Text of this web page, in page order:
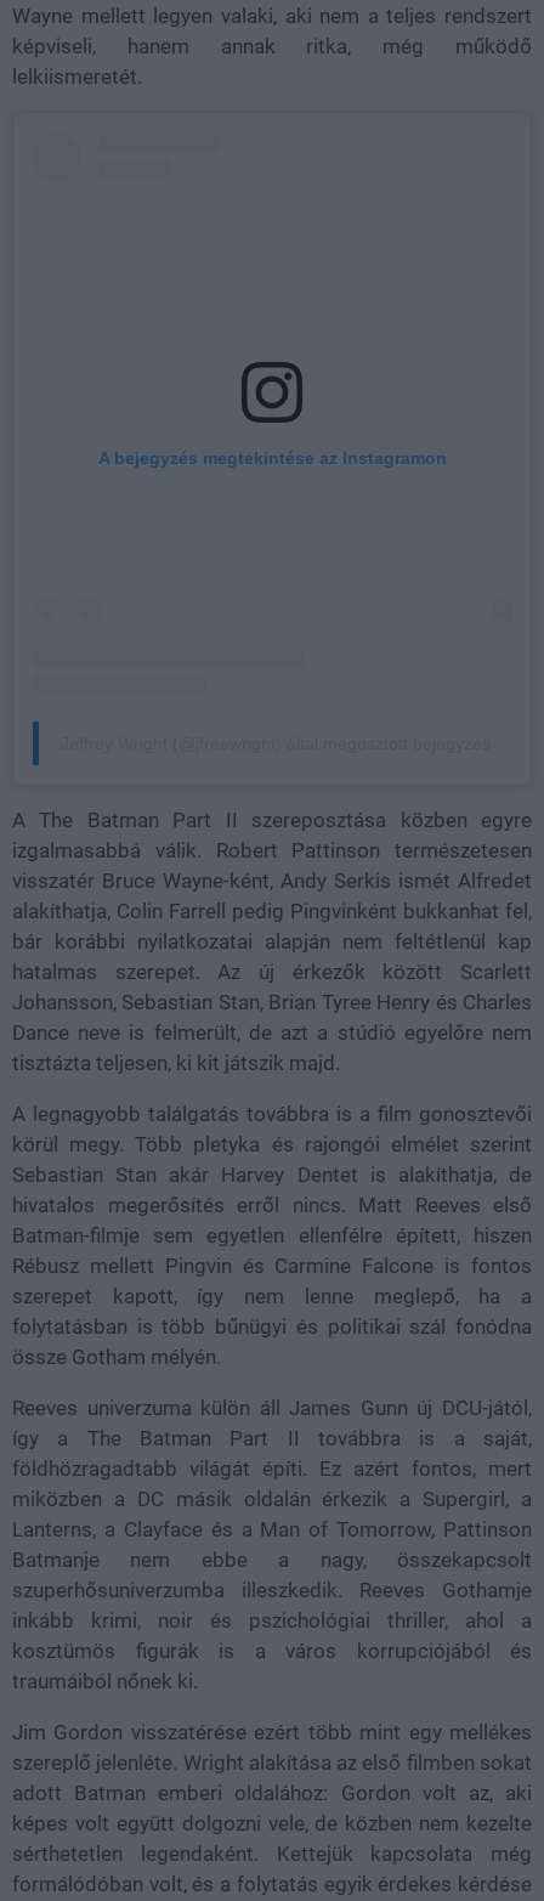
Wayne mellett legyen valaki, aki nem a teljes rendszert
képviseli, hanem annak ritka, még működő
lelkiismeretét.
A bejegyzés megtekintése az Instagramon
A The Batman Part II szereposztása közben egyre
izgalmasabbá válik. Robert Pattinson természetesen
visszatér Bruce Wayne-ként, Andy Serkis ismét Alfredet
alakíthatja, Colin Farrell pedig Pingvinként bukkanhat fel,
bár korábbi nyilatkozatai alapján nem feltétlenül kap
hatalmas szerepet. Az új érkezők között Scarlett
Johansson, Sebastian Stan, Brian Tyree Henry és Charles
Dance neve is felmerült, de azt a stúdió egyelőre nem
tisztázta teljesen, ki kit játszik majd.
A legnagyobb találgatás továbbra is a film gonosztevői
körül megy. Több pletyka és rajongói elmélet szerint
Sebastian Stan akár Harvey Dentet is alakíthatja, de
hivatalos megerősítés erről nincs. Matt Reeves első
Batman-filmje sem egyetlen ellenfélre épített, hiszen
Rébusz mellett Pingvin és Carmine Falcone is fontos
szerepet kapott, így nem lenne meglepő, ha a
folytatásban is több bűnügyi és politikai szál fonódna
össze Gotham mélyén.
Reeves univerzuma külön áll James Gunn új DCU-jától,
így a The Batman Part II továbbra is a saját,
földhözragadtabb világát építi. Ez azért fontos, mert
miközben a DC másik oldalán érkezik a Supergirl, a
Lanterns, a Clayface és a Man of Tomorrow, Pattinson
Batmanje nem ebbe a nagy, összekapcsolt
szuperhősuniverzumba illeszkedik. Reeves Gothamje
inkább krimi, noir és pszichológiai thriller, ahol a
kosztümös figurák is a város korrupciójából és
traumáiból nőnek ki.
Jim Gordon visszatérése ezért több mint egy mellékes
szereplő jelenléte. Wright alakítása az első filmben sokat
adott Batman emberi oldalához: Gordon volt az, aki
képes volt együtt dolgozni vele, de közben nem kezelte
sérthetetlen legendaként. Kettejük kapcsolata még
formálódóban volt, és a folytatás egyik érdekes kérdése